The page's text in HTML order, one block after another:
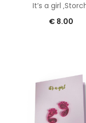
It’s a girl
€8.00